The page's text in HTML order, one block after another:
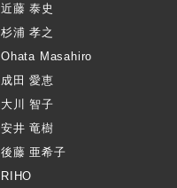
近藤 泰史
杉浦 孝之
Ohata Masahiro
成田 愛恵
大川 智子
安井 竜樹
後藤 亜希子
RIHO